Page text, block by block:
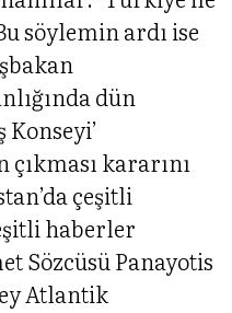
söylemin ardı ise
dün
Konseyi’
çıkması kararını
çeşitli
haberler
Sözcüsü Panayotis
Atlantik